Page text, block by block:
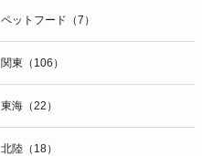
ペットフード（7）
関東（106）
東海（22）
北陸（18）